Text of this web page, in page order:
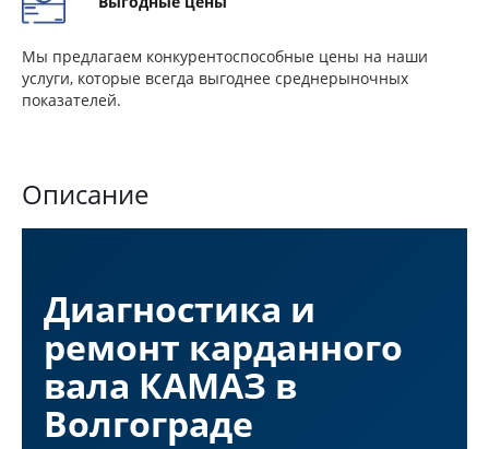
Мы предлагаем конкурентоспособные цены на наши
услуги, которые всегда выгоднее среднерыночных
показателей.
Описание
Диагностика и
ремонт карданного
вала КАМАЗ в
Волгограде